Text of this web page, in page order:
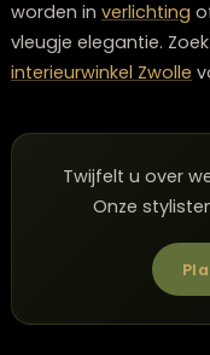
Hout is een van de
Het geeft een
gecombineerd met
Metalen accenten
populair. Ze
vleugje elegantie.
interieurwinkel Zwolle